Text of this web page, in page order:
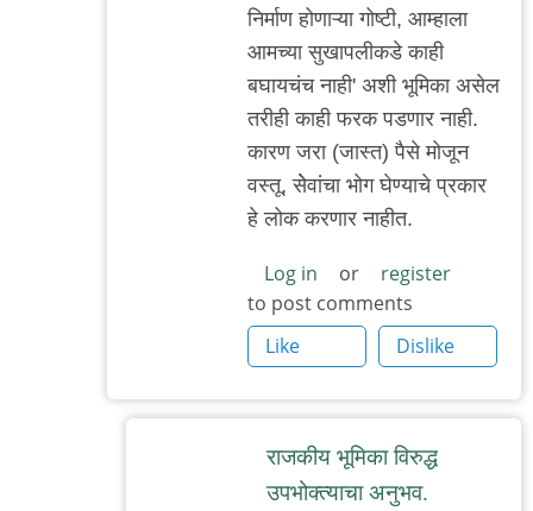
by
बॅटमॅन
निर्माण होणाऱ्या गोष्टी, आम्हाला
आमच्या सुखापलीकडे काही
बघायचंच नाही' अशी भूमिका असेल
तरीही काही फरक पडणार नाही.
कारण जरा (जास्त) पैसे मोजून
व‌स्तू, सेेवांचा भोग घेण्याचे प्रकार
हे लोक करणार नाहीत.
Log in or
register
to post comments
Like
Dislike
राजकीय भूमिका विरुद्ध
उपभोक्त्याचा अनुभव.